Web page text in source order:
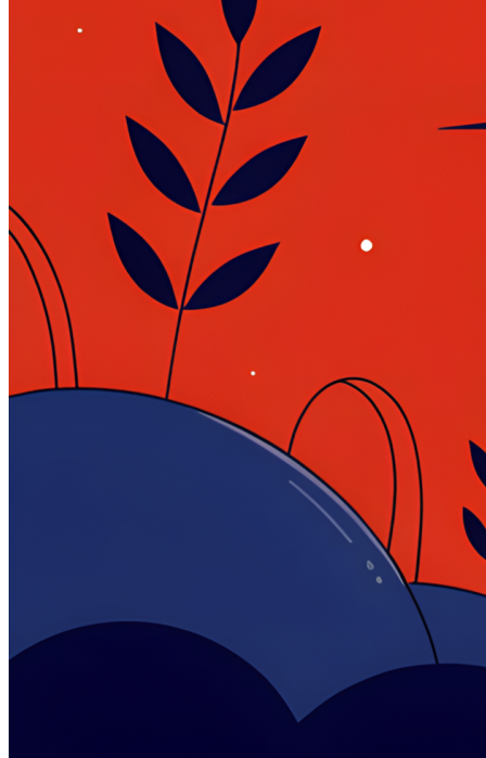
Звонок бесплатный
Регистрация
Тарифы и цены
Продукты
По задачам
Автообзвон по базе
Исходящий обзвон
Обработка входящих заявок
Интеллектуальная телефония
Предиктивный обзвон
IVR-меню
Карусель номеров
Запись разговоров
Транскрибация звонков
Гостевой доступ
Быстрый запуск
Колл-центр для юристов
Колл-центр для онлайн-школ